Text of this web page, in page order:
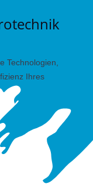
Technologien,
Ihres